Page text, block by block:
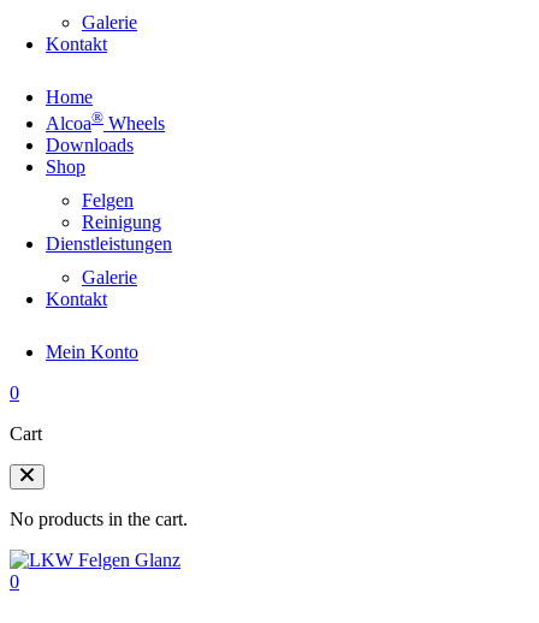
Galerie
Kontakt
Home
Alcoa® Wheels
Downloads
Shop
Felgen
Reinigung
Dienstleistungen
Galerie
Kontakt
Mein Konto
0
Cart
No products in the cart.
0